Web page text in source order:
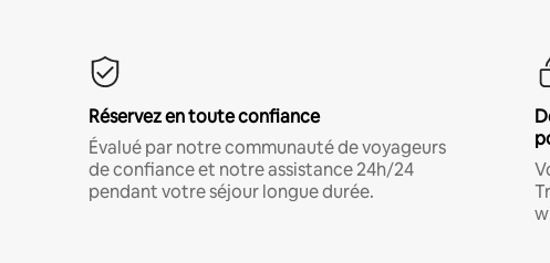
Réservez en toute confiance
Évalué par notre communauté de voyageurs
de confiance et notre assistance 24h/24
pendant votre séjour longue durée.